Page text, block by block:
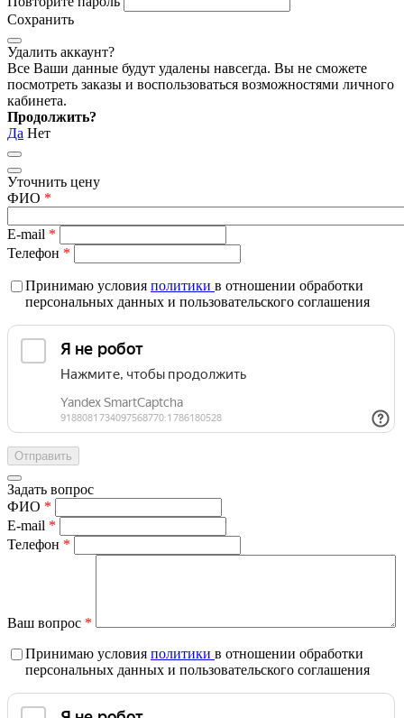
Сохранить
Удалить аккаунт?
Все Ваши данные будут удалены навсегда. Вы не сможете
посмотреть заказы и воспользоваться возможностями личного
кабинета.
Продолжить?
Да Нет
Уточнить цену
ФИО *
E-mail *
Телефон *
Принимаю условия политики в отношении обработки
персональных данных и пользовательского соглашения
Задать вопрос
ФИО *
E-mail *
Телефон *
Ваш вопрос *
Принимаю условия политики в отношении обработки
персональных данных и пользовательского соглашения